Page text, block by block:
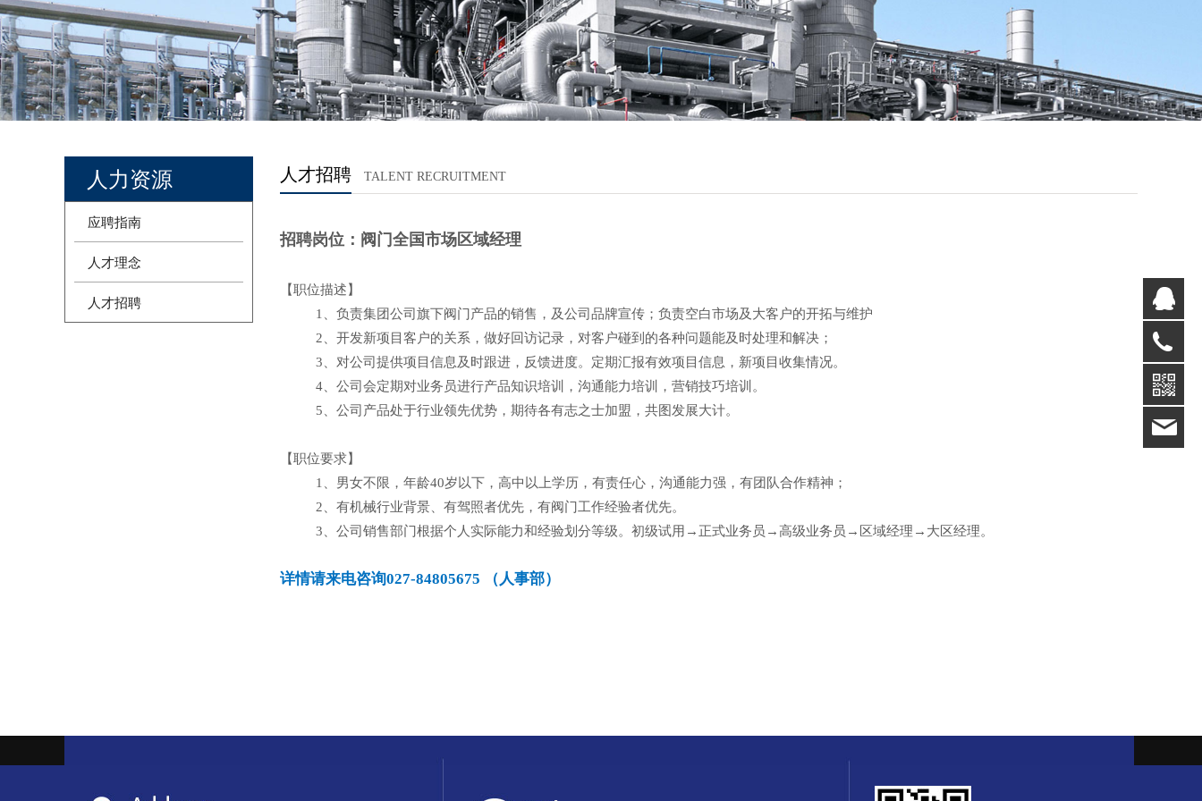
人力资源
应聘指南
人才理念
人才招聘
人才招聘 TALENT RECRUITMENT
招聘岗位：阀门全国市场区域经理
【职位描述】
1、负责集团公司旗下阀门产品的销售，及公司品牌宣传；负责空白市场及大客户的开拓与维护
2、开发新项目客户的关系，做好回访记录，对客户碰到的各种问题能及时处理和解决；
3、对公司提供项目信息及时跟进，反馈进度。定期汇报有效项目信息，新项目收集情况。
4、公司会定期对业务员进行产品知识培训，沟通能力培训，营销技巧培训。
5、公司产品处于行业领先优势，期待各有志之士加盟，共图发展大计。
【职位要求】
1、男女不限，年龄40岁以下，高中以上学历，有责任心，沟通能力强，有团队合作精神；
2、有机械行业背景、有驾照者优先，有阀门工作经验者优先。
3、公司销售部门根据个人实际能力和经验划分等级。初级试用→正式业务员→高级业务员→区域经理→大区经理。
详情请来电咨询027-84805675 （人事部）